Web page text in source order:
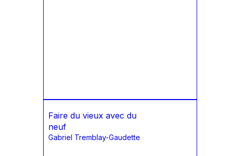
Faire du vieux avec du
neuf
Gabriel Tremblay-Gaudette